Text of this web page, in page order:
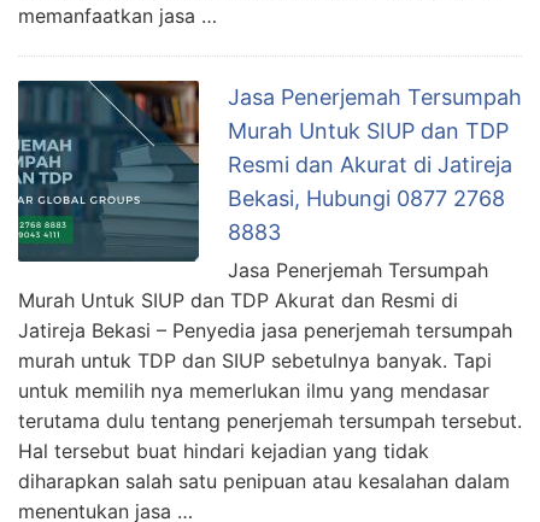
memanfaatkan jasa …
Jasa Penerjemah Tersumpah
Murah Untuk SIUP dan TDP
Resmi dan Akurat di Jatireja
Bekasi, Hubungi 0877 2768
8883
Jasa Penerjemah Tersumpah
Murah Untuk SIUP dan TDP Akurat dan Resmi di
Jatireja Bekasi – Penyedia jasa penerjemah tersumpah
murah untuk TDP dan SIUP sebetulnya banyak. Tapi
untuk memilih nya memerlukan ilmu yang mendasar
terutama dulu tentang penerjemah tersumpah tersebut.
Hal tersebut buat hindari kejadian yang tidak
diharapkan salah satu penipuan atau kesalahan dalam
menentukan jasa …